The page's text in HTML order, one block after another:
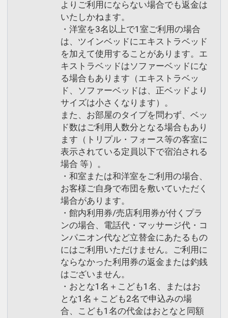
りクローズする場合がございます。
※別会場での臨時営業の場合もございま
※お子様のみのご利用はできません。
※状況により内容が変更となる場合がご
ざいます。
【食事ありのこどもF】…4，400円（税
込）アメニティ付／施設使用料込・寝具
なし／現地払い
設定期間：2026年4月1日～2026年11月
インターネットコース番号：DP-1-
17251682
～8/31、9/19～23を除く
※クラブサビー特色は予告なく変更とな
る場合がございます。
詳しくはホテルのホームページにて
ここがポイント！
【対象期間：4/1～9/30】
●おとなおひとり様につき、釣り堀体験1
回30分間を代金不要でご利用いただけま
す。(通常：1回５００円)
アオアヲビーチランドにある絶景釣り堀
で、ブランド鳴門鯛を釣り上げましょ
う！(バケツ・タモ・軍手を貸出いたし
※魚代金は別途有料
魚種：鯛・アジ・ハマチ・ウマヅラハゲ
等季節により変動あり
営業時間： 10：00～17：00
※荒天時は中止となる場合もございま
●3歳～小学生のお子様に「たぬきのお
よりご利用にならない場合でも返金は
いたしかねます。
・洋室を3名以上で1室ご利用の場合
は、ツインベッドにエキストラベッド
を加えて使用することがあります。エ
キストラベッドはソファーベッドにな
る場合もあります（エキストラベッ
ド、ソファーベッドは、正ベッドより
サイズは小さくなります）。
また、お部屋のタイプを問わず、ベッ
ド数はご利用人数分となる場合もあり
ます（トリプル・フォース等の客室に
表示されている定員以下で宿泊される
場合 等）。
・和室または和洋室をご利用の場合、
お客様ご自身で布団を敷いていただく
場合があります。
・館内利用券/売店利用券が付くプラ
ンの場合、電話代・マッサージ代・コ
ンパニオン代など立替金にあたるもの
にはご利用いただけません。ご利用に
ならなかった利用券の返金または釣銭
はございません。
・おとな1名＋こども1名、またはお
とな1名＋こども2名で申込みの場
合、こども1名の代金はおとなと同額